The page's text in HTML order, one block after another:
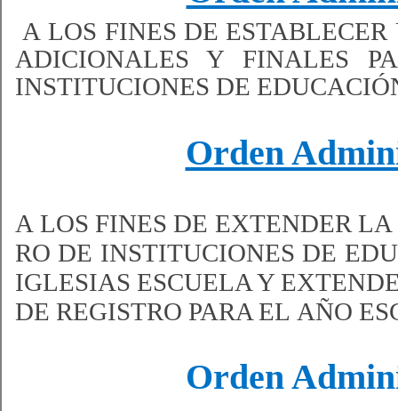
​A LOS FINES DE
ADICIONALES Y FINALES
INSTITUCIONES DE
Orden
A LOS FINES DE EXTENDER
RO DE INSTITUCIONES DE
IGLESIAS ESCUELA Y
DE REGISTRO PARA EL AÑO
Orden